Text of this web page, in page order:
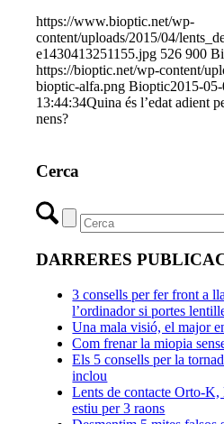
https://www.bioptic.net/wp-
content/uploads/2015/04/
e1430413251155.jpg 526 900
https://bioptic.net/wp-content/
bioptic-alfa.png Bioptic2015-
13:44:34Quina és l’edat adient
nens?
Cerca
DARRERES
3 consells per fer front a
l’ordinador si portes
Una mala visió, el major
Com frenar la miopia
Els 5 consells per la
inclou
Lents de contacte Orto-K,
estiu per 3 raons